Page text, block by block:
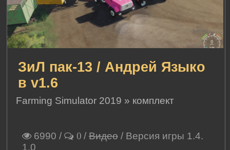
ЗиЛ пак-13 / Андрей Языко
в v1.6
Farming Simulator 2019 » комплект
6990 / 0 /Видео/ Версия игры 1.4.
1.0